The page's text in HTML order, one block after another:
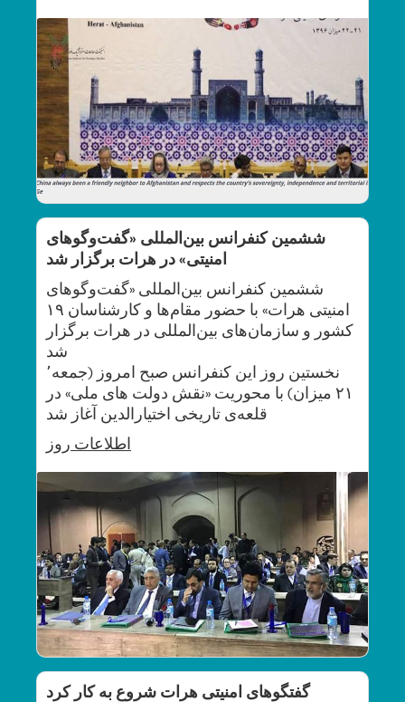
ششمین کنفرانس بین‌المللی «گفت‌وگوهای
امنیتی» در هرات برگزار شد
ششمین کنفرانس بین‌المللی «گفت‌وگوهای
امنیتی هرات» با حضور مقام‌ها و کارشناسان ۱۹
کشور و سازمان‌های بین‌المللی در هرات برگزار
شد
نخستین روز این کنفرانس صبح امروز (جمعه٬
۲۱ میزان) با محوریت «نقش دولت های ملی» در
قلعه‌ی تاریخی اختیارالدین آغاز شد
اطلاعات روز
گفتگوهای امنیتی هرات شروع به کار کرد